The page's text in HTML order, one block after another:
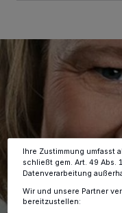
personenbezogene
Tracking-Technologien
verarbeiten Daten, um
Zwecke. Wenn Tracker
Anzeigen
dieses Menü jederzeit
ändern oder Ihre
Einstellungen oder
Ihre Einstellungen gelten
Informationen finden Sie
Ihre Zustimmung
schließt gem. Art. 49 Abs.
Datenverarbeitung
Wir und unsere Partner
bereitzustellen: